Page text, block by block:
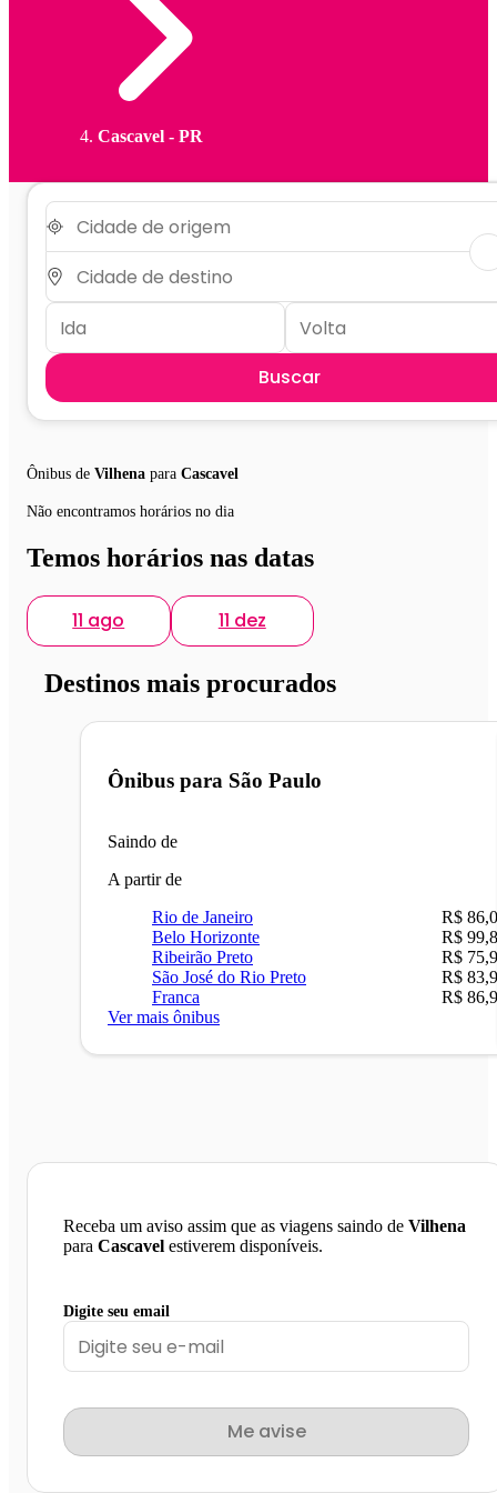
Cascavel - PR
Buscar
Ônibus de Vilhena para Cascavel
Não encontramos horários no dia
Temos horários nas datas
11 ago 11 dez
Destinos mais procurados
Ônibus para São Paulo
Saindo de
A partir de
Rio de Janeiro
R$
Belo Horizonte
R$
Ribeirão Preto
R$
São José do Rio Preto
R$
Franca
R$
Ver mais ônibus
Receba um aviso assim que as viagens saindo de Vilhena
para Cascavel estiverem disponíveis.
Digite seu email
Me avise